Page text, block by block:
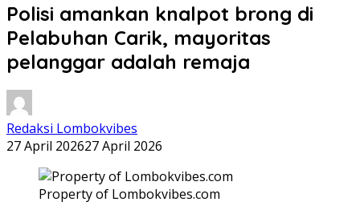
Polisi amankan knalpot brong di
Pelabuhan Carik, mayoritas
pelanggar adalah remaja
Redaksi Lombokvibes
27 April 202627 April 2026
Property of Lombokvibes.com